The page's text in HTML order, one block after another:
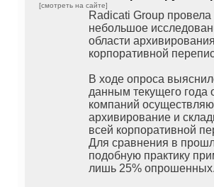
[смотреть на сайте]
Radicati Group провела
небольшое
области архивирования
корпоративной
В ходе опроса
данным текущего года
компаний
архивирование и
всей корпоративной
Для сравнения в
подобную практику
лишь 25% опрошенных.